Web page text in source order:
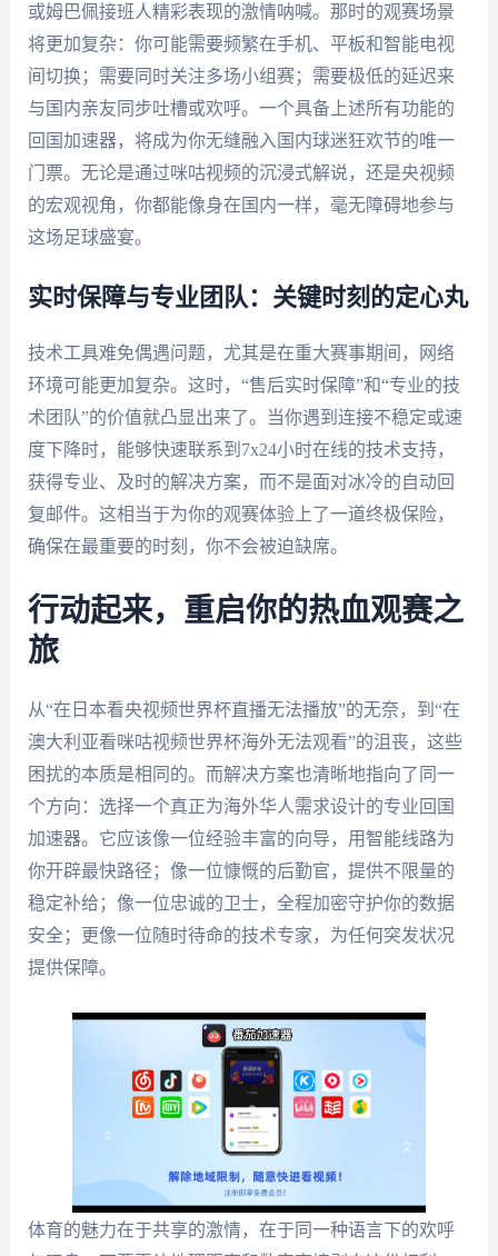
或姆巴佩接班人精彩表现的激情呐喊。那时的观赛场景
将更加复杂：你可能需要频繁在手机、平板和智能电视
间切换；需要同时关注多场小组赛；需要极低的延迟来
与国内亲友同步吐槽或欢呼。一个具备上述所有功能的
回国加速器，将成为你无缝融入国内球迷狂欢节的唯一
门票。无论是通过咪咕视频的沉浸式解说，还是央视频
的宏观视角，你都能像身在国内一样，毫无障碍地参与
这场足球盛宴。
实时保障与专业团队：关键时刻的定心丸
技术工具难免偶遇问题，尤其是在重大赛事期间，网络
环境可能更加复杂。这时，“售后实时保障”和“专业的技
术团队”的价值就凸显出来了。当你遇到连接不稳定或速
度下降时，能够快速联系到7x24小时在线的技术支持，
获得专业、及时的解决方案，而不是面对冰冷的自动回
复邮件。这相当于为你的观赛体验上了一道终极保险，
确保在最重要的时刻，你不会被迫缺席。
行动起来，重启你的热血观赛之
旅
从“在日本看央视频世界杯直播无法播放”的无奈，到“在
澳大利亚看咪咕视频世界杯海外无法观看”的沮丧，这些
困扰的本质是相同的。而解决方案也清晰地指向了同一
个方向：选择一个真正为海外华人需求设计的专业回国
加速器。它应该像一位经验丰富的向导，用智能线路为
你开辟最快路径；像一位慷慨的后勤官，提供不限量的
稳定补给；像一位忠诚的卫士，全程加密守护你的数据
安全；更像一位随时待命的技术专家，为任何突发状况
提供保障。
体育的魅力在于共享的激情，在于同一种语言下的欢呼